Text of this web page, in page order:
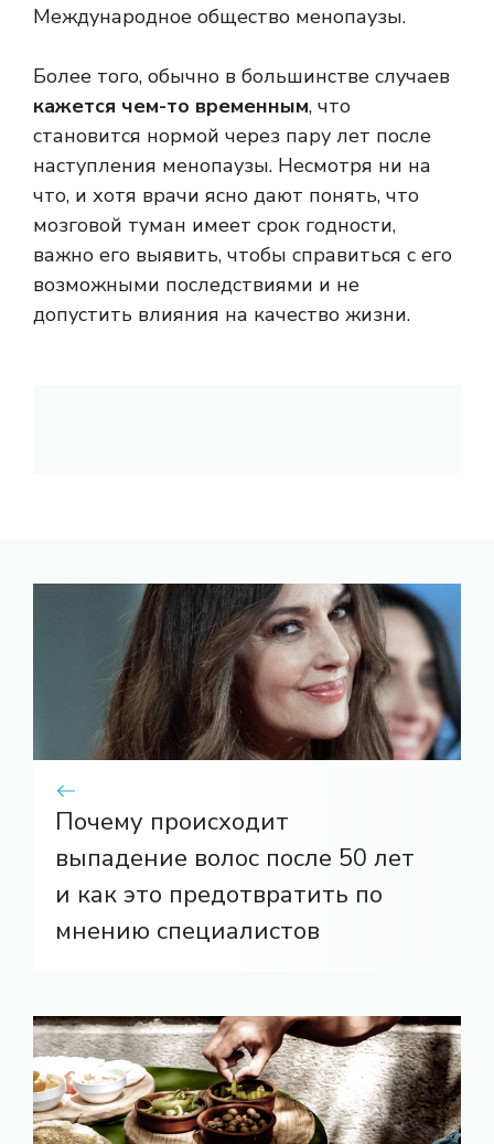
Международное общество менопаузы.
Более того, обычно в большинстве случаев
кажется чем-то временным, что
становится нормой через пару лет после
наступления менопаузы. Несмотря ни на
что, и хотя врачи ясно дают понять, что
мозговой туман имеет срок годности,
важно его выявить, чтобы справиться с его
возможными последствиями и не
допустить влияния на качество жизни.
Почему происходит
выпадение волос после 50 лет
и как это предотвратить по
мнению специалистов